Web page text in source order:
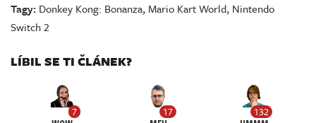
Tagy: Donkey Kong: Bonanza, Mario Kart World, Nintendo
Switch 2
LÍBIL SE TI ČLÁNEK?
7 17 132